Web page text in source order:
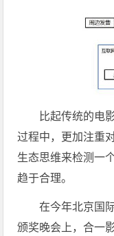
比起传统的电
过程中，更加注重
生态思维来检测一
趋于合理。
在今年北京国
颁奖晚会上，合一